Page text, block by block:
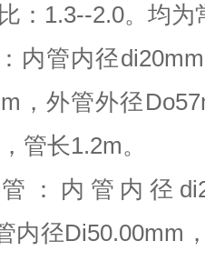
：1.3--2.0。均为
内管内径
，外管外径
管长1.2m。
：内管内径
内径Di50.00mm